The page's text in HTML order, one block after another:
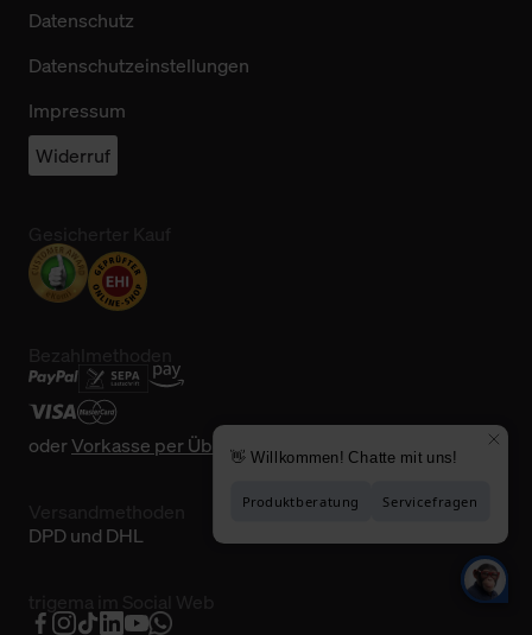
Datenschutz
Datenschutzeinstellungen
Impressum
Widerruf
oderVorkasse per Überweisung
DPD und DHL